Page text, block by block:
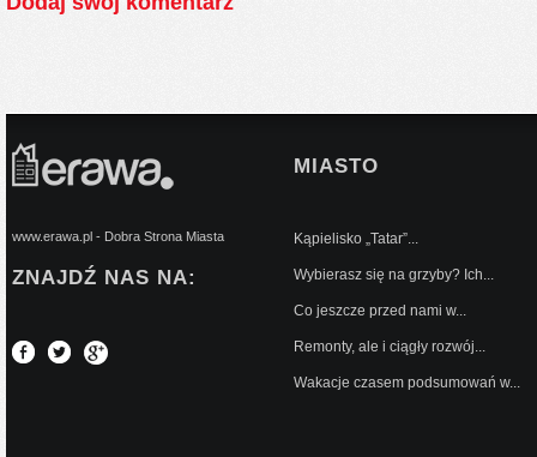
www.erawa.pl - Dobra Strona Miasta
ZNAJDŹ NAS NA:
MIASTO
Kąpielisko „Tatar”...
Wybierasz się na grzyby? Ich...
Co jeszcze przed nami w...
Remonty, ale i ciągły rozwój...
Wakacje czasem podsumowań w...